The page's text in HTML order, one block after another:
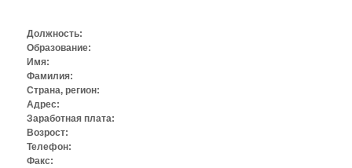
Должность:
Образование:
Имя:
Фамилия:
Страна, регион:
Адрес:
Заработная плата:
Возрост:
Телефон:
Факс: